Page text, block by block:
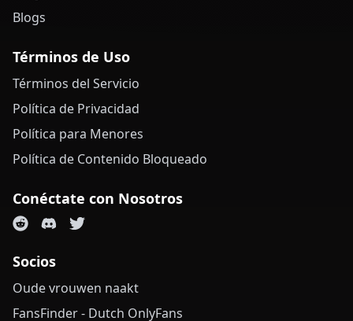
Blogs
Términos de Uso
Términos del Servicio
Política de Privacidad
Política para Menores
Política de Contenido Bloqueado
Conéctate con Nosotros
Socios
Oude vrouwen naakt
FansFinder - Dutch OnlyFans